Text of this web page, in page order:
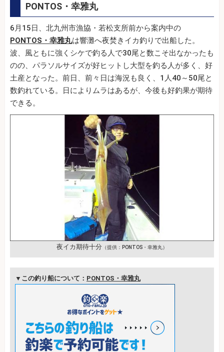
PONTOS・幸雅丸
6月15日、北九州市漁協・若松支所前から案内中の
PONTOS・幸雅丸は響灘へ夜焚きイカ釣りで出船した。
波、風ともに強くシケで釣る人で30尾と数こそ出なかったも
のの、パラソルサイズが好ヒットし大型を釣る人が多く、好
土産となった。前日、前々日は海況も良く、1人40～50尾と
数釣れている。日によりムラはあるが、今後も好釣果が期待
できる。
夜イカ期待十分 （提供：PONTOS・幸雅丸）
▼この釣り船について： PONTOS・幸雅丸